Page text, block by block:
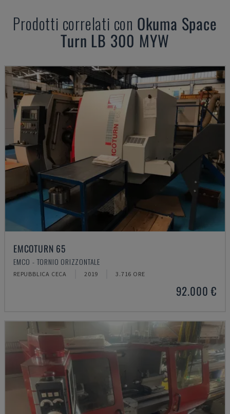
Prodotti correlati con Okuma Space
Turn LB 300 MYW
EMCOTURN 65
EMCO - TORNIO ORIZZONTALE
REPUBBLICA CECA 2019 3.716 ORE
92.000 €